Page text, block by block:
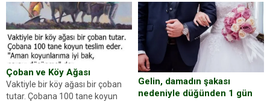
Haberi, oyuncunun menajerlik
ajansı duyurdu. Renda Güner,
sosyal medya hesabında “Usta
Oyuncumuz ve çok değerli
dostumuz...
Zeki Demir (66) ölümden döndü.
Yüzünde ve ellerinde yanıklar
oluşan Demir, kâbus dolu anları
anlattı… Merkeze bağlı...
Çoban ve Köy Ağası
Vaktiyle bir köy ağası bir çoban
tutar. Çobana 100 tane koyun
Gelin, damadın şakası
nedeniyle düğünden 1 gün